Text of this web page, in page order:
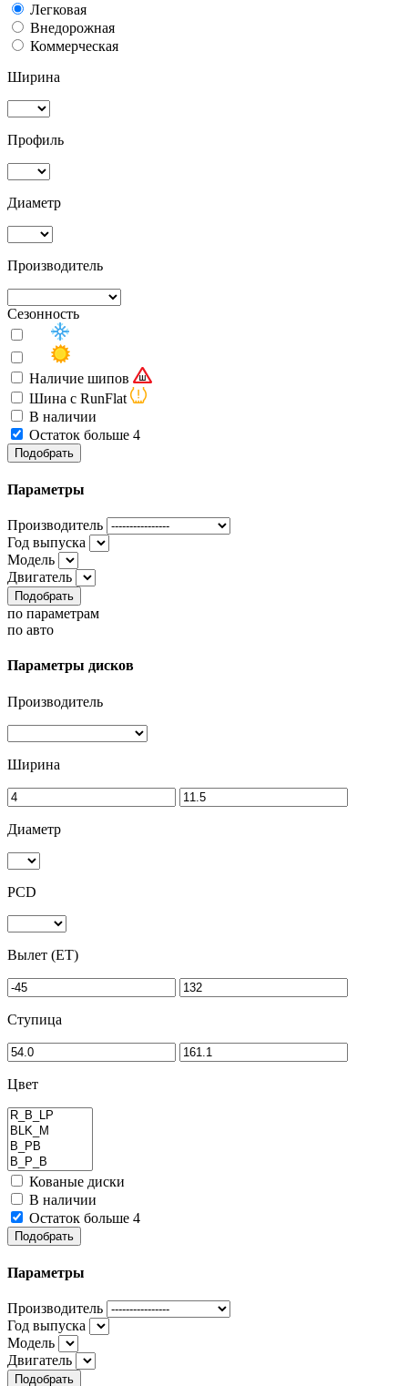
Легковая
Внедорожная
Коммерческая
Ширина
Профиль
Диаметр
Производитель
Сезонность
Наличие шипов
Шина с RunFlat
В наличии
Остаток больше 4
Подобрать
Параметры
Производитель
Год выпуска
Модель
Двигатель
Подобрать
по параметрам
по авто
Параметры дисков
Производитель
Ширина
Диаметр
PCD
Вылет (ET)
Ступица
Цвет
Кованые диски
В наличии
Остаток больше 4
Подобрать
Параметры
Производитель
Год выпуска
Модель
Двигатель
Подобрать